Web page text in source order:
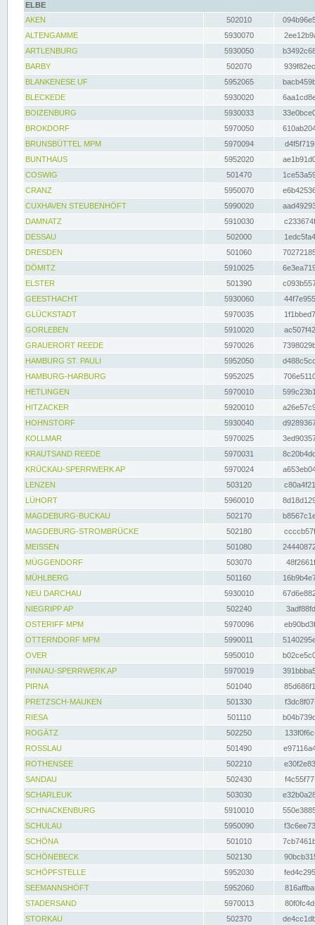
ELBE
AKEN
502010
ALTENGAMME
5930070
ARTLENBURG
5930050
BARBY
502070
BLANKENESE UF
5952065
BLECKEDE
5930020
BOIZENBURG
5930033
BROKDORF
5970050
BRUNSBÜTTEL MPM
5970094
BUNTHAUS
5952020
COSWIG
501470
CRANZ
5950070
CUXHAVEN STEUBENHÖFT
5990020
DAMNATZ
5910030
DESSAU
502000
DRESDEN
501060
DÖMITZ
5910025
ELSTER
501390
GEESTHACHT
5930060
GLÜCKSTADT
5970035
GORLEBEN
5910020
GRAUERORT REEDE
5970026
HAMBURG ST. PAULI
5952050
HAMBURG-HARBURG
5952025
HETLINGEN
5970010
HITZACKER
5920010
HOHNSTORF
5930040
KOLLMAR
5970025
KRAUTSAND REEDE
5970031
KRÜCKAU-SPERRWERK AP
5970024
LENZEN
503120
LÜHORT
5960010
MAGDEBURG-BUCKAU
502170
MAGDEBURG-STROMBRÜCKE
502180
MEISSEN
501080
MÜGGENDORF
503070
MÜHLBERG
501160
NEU DARCHAU
5930010
NIEGRIPP AP
502240
OSTERIFF MPM
5970096
OTTERNDORF MPM
5990011
OVER
5950010
PINNAU-SPERRWERK AP
5970019
PIRNA
501040
PRETZSCH-MAUKEN
501330
RIESA
501110
ROGÄTZ
502250
ROSSLAU
501490
ROTHENSEE
502210
SANDAU
502430
SCHARLEUK
503030
SCHNACKENBURG
5910010
SCHULAU
5950090
SCHÖNA
501010
SCHÖNEBECK
502130
SCHÖPFSTELLE
5952030
SEEMANNSHÖFT
5952060
STADERSAND
5970013
STORKAU
502370